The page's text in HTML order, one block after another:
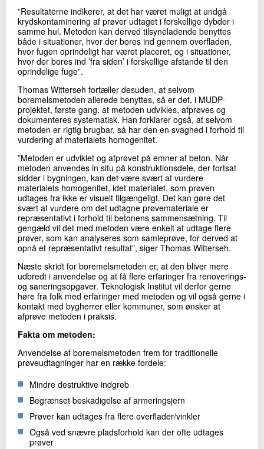
”Resultaterne indikerer, at det har været muligt at undgå
krydskontaminering af prøver udtaget i forskellige dybder i
samme hul. Metoden kan derved tilsyneladende benyttes
både i situationer, hvor der bores ind gennem overfladen,
hvor fugen oprindeligt har været placeret, og i situationer,
hvor der bores ind ’fra siden’ i forskellige afstande til den
oprindelige fuge”.
Thomas Witterseh fortæller desuden, at selvom
boremelsmetoden allerede benyttes, så er det, i MUDP-
projektet, første gang, at metoden udvikles, afprøves og
dokumenteres systematisk. Han forklarer også, at selvom
metoden er rigtig brugbar, så har den en svaghed i forhold til
vurdering af materialets homogenitet.
”Metoden er udviklet og afprøvet på emner af beton. Når
metoden anvendes in situ på konstruktionsdele, der fortsat
sidder i bygningen, kan det være svært at vurdere
materialets homogenitet, idet materialet, som prøven
udtages fra ikke er visuelt tilgængeligt. Det kan gøre det
svært at vurdere om det udtagne prøvemateriale er
repræsentativt i forhold til betonens sammensætning. Til
gengæld vil det med metoden være enkelt at udtage flere
prøver, som kan analyseres som samleprøve, for derved at
opnå et repræsentativt resultat”, siger Thomas Witterseh.
Næste skridt for boremelsmetoden er, at den bliver mere
udbredt i anvendelse og at få flere erfaringer fra renoverings-
og saneringsopgaver. Teknologisk Institut vil derfor gerne
høre fra folk med erfaringer med metoden og vil også gerne i
kontakt med bygherrer eller kommuner, som ønsker at
afprøve metoden i praksis.
Fakta om metoden:
Anvendelse af boremelsmetoden frem for traditionelle
prøveudtagninger har en række fordele:
Mindre destruktive indgreb
Begrænset beskadigelse af armeringsjern
Prøver kan udtages fra flere overflader/vinkler
Også ved snævre pladsforhold kan der ofte udtages
prøver